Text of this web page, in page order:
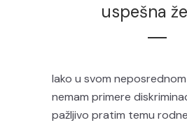
uspešna
Iako u svom
nemam primere
pažljivo pratim temu rodne